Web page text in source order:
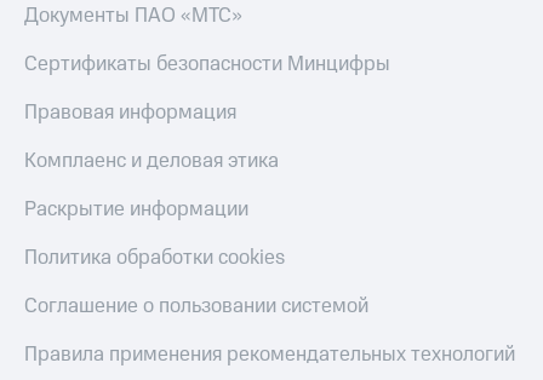
Документы ПАО «МТС»
Сертификаты безопасности Минцифры
Правовая информация
Комплаенс и деловая этика
Раскрытие информации
Политика обработки cookies
Соглашение о пользовании системой
Правила применения рекомендательных технологий